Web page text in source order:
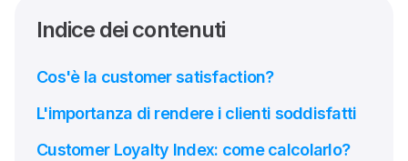
Indice dei contenuti
Cos'è la customer satisfaction?
L'importanza di rendere i clienti soddisfatti
Customer Loyalty Index: come calcolarlo?